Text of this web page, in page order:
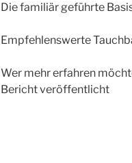
Die familiär geführte
Empfehlenswerte
Wer mehr erfahren
Bericht veröffentlicht